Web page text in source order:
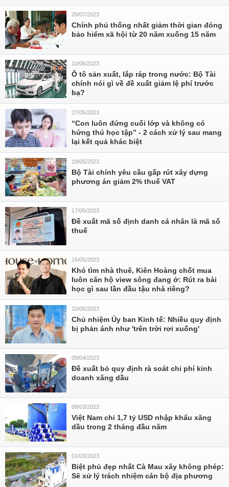
28/07/2023
Chính phủ thống nhất giảm thời gian đóng
bảo hiểm xã hội từ 20 năm xuống 15 năm
10/06/2023
Ô tô sản xuất, lắp ráp trong nước: Bộ Tài
chính nói gì về đề xuất giảm lệ phí trước
bạ?
27/05/2023
“Con luôn đứng cuối lớp và không có
hứng thú học tập” - 2 cách xử lý sau mang
lại kết quả khác biệt
19/05/2023
Bộ Tài chính yêu cầu gấp rút xây dựng
phương án giảm 2% thuế VAT
17/05/2023
Đề xuất mã số định danh cá nhân là mã số
thuế
16/05/2023
Khó tìm nhà thuê, Kiên Hoàng chốt mua
luôn căn hộ view sông đang ở: Rút ra bài
học gì sau lần đầu tậu nhà riêng?
10/05/2023
Chủ nhiệm Ủy ban Kinh tế: Nhiều quy định
bị phản ánh như 'trên trời rơi xuống'
09/04/2023
Đề xuất bỏ quy định rà soát chi phí kinh
doanh xăng dầu
08/03/2023
Việt Nam chi 1,7 tỷ USD nhập khẩu xăng
dầu trong 2 tháng đầu năm
01/03/2023
Biệt phủ đẹp nhất Cà Mau xây không phép:
Sẽ xử lý trách nhiệm cán bộ địa phương